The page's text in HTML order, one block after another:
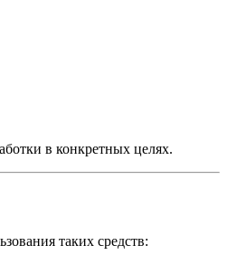
в конкретных целях.
таких средств: